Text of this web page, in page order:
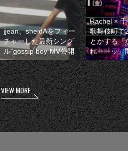
jjean、sheidAをフィー
チャーした最新シング
ル“gossip boy”MV公開
Rachel ×
歌舞伎町で
とかする『
れーーッ』
VIEW MORE